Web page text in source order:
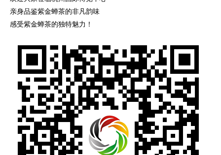
亲身品鉴紫金蝉茶的非凡韵味
感受紫金蝉茶的独特魅力！